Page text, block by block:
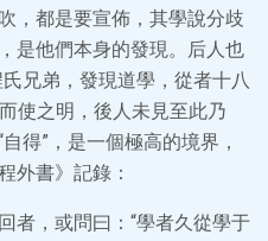
，都是要宣佈，其學說分歧
是他們本身的發現。后人也
兄弟，發現道學，從者十八
使之明，後人未見至此乃
得”，是一個極高的境界，
外書》記錄：
者，或問曰：“學者久從學于